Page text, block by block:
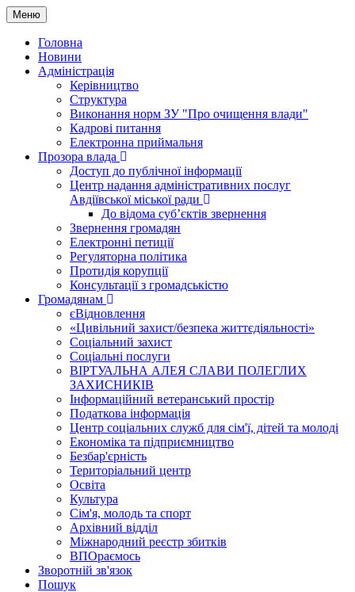
Меню
Головна
Новини
Адміністрація
Керівництво
Структура
Виконання норм ЗУ "Про очищення влади"
Кадрові питання
Електронна приймальня
Прозора влада
Доступ до публічної інформації
Центр надання адміністративних послуг
Авдіївської міської ради
До відома суб’єктів звернення
Звернення громадян
Електронні петиції
Регуляторна політика
Протидія корупції
Консультації з громадськістю
Громадянам
єВідновлення
«Цивільний захист/безпека життєдіяльності»
Соціальний захист
Соціальні послуги
ВІРТУАЛЬНА АЛЕЯ СЛАВИ ПОЛЕГЛИХ
ЗАХИСНИКІВ
Інформаційний ветеранський простір
Податкова інформація
Центр соціальних служб для сім'ї, дітей та молоді
Економіка та підприємництво
Безбар'єрність
Територіальний центр
Освіта
Культура
Сім'я, молодь та спорт
Архівний відділ
Міжнародний реєстр збитків
ВПОраємось
Зворотній зв'язок
Пошук